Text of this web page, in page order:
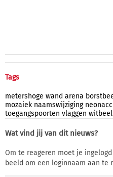
Tags
metershoge wand arena
mozaiek naamswijziging
toegangspoorten vlaggen
Wat vind jij van dit nieuws?
Om te reageren moet je
beeld om een loginnaam aan te